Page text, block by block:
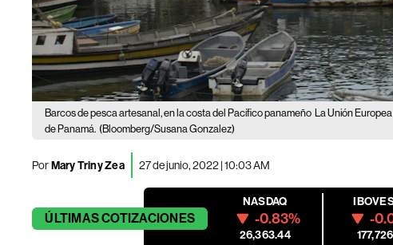
Barcos de pesca artesanal, en la costa del Pacífico panameño La Unión
de Panamá. (Bloomberg/Susana Gonzalez)
PorMary Triny Zea 27 de junio, 2022 | 10:03 AM
ÚLTIMASCOTIZACIONES
NASDAQ
-0.83%
26,363.44
-